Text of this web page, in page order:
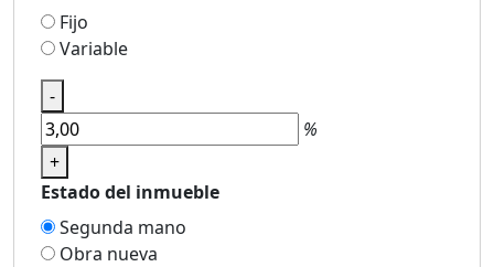
Fijo
Variable
-
%
+
Estado del inmueble
Segunda mano
Obra nueva